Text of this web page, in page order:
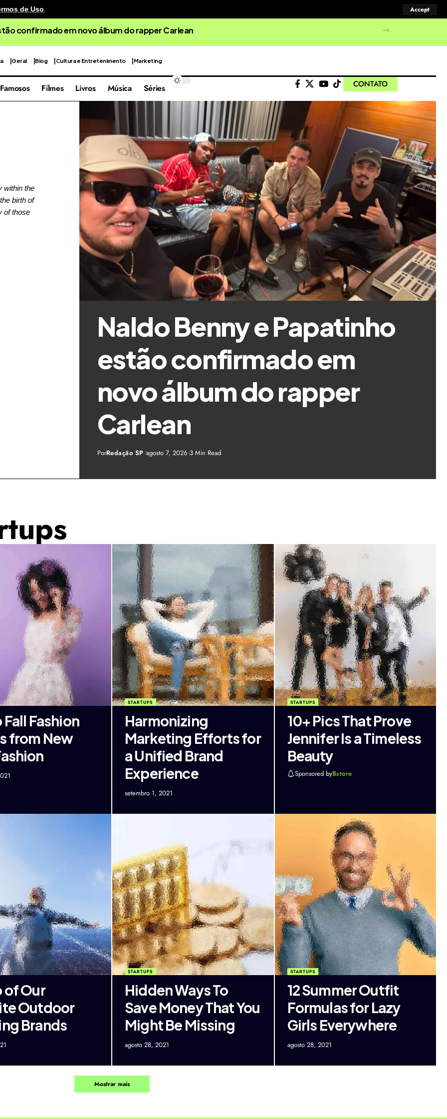
de Uso. Accept
reutilizável em sua quarta edição focada nas manifestações populares
Geral Blog Cultura e Entretenimento Marketing
Famosos Filmes Livros Música Séries CONTATO
within the
birth of
of those
Naldo Benny e Papatinho
estão confirmado em
novo álbum do rapper
Carlean
PorRedação SP agosto 7, 2026 3 Min Read
Fall Fashion
from New
STARTUPS
Harmonizing
Marketing Efforts for
a Unified Brand
Experience
setembro 1, 2021
STARTUPS
10+ Pics That Prove
Jennifer Is a Timeless
Beauty
Sponsored byBstore
of Our
Outdoor
Brands
STARTUPS
Hidden Ways To
Save Money That You
Might Be Missing
agosto 28, 2021
STARTUPS
12 Summer Outfit
Formulas for Lazy
Girls Everywhere
agosto 28, 2021
Mostrar mais